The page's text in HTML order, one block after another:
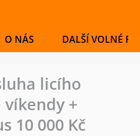
O NÁS DALŠÍ VOLNÉ
licího
+
10 000 Kč